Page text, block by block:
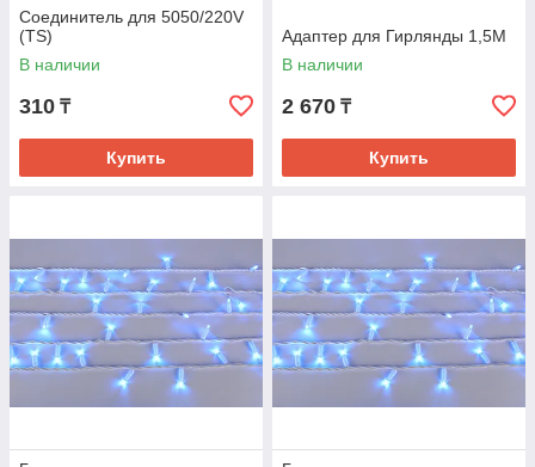
Соединитель для 5050/220V
(TS)
В наличии
310 ₸
Купить
Адаптер для Гирлянды 1,5М
В наличии
2 670 ₸
Купить